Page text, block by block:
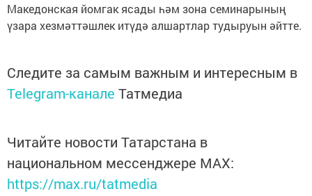
Македонская йомгак ясады һәм зона семинарының
үзара хезмәттәшлек итүдә алшартлар тудыруын әйтте.
Следите за самым важным и интересным в
Telegram-канале Татмедиа
Читайте новости Татарстана в
национальном мессенджере MАХ:
https://max.ru/tatmedia